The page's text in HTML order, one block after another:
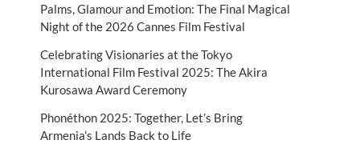
Palms, Glamour and Emotion: The Final Magical
Night of the 2026 Cannes Film Festival
Celebrating Visionaries at the Tokyo
International Film Festival 2025: The Akira
Kurosawa Award Ceremony
Phonéthon 2025: Together, Let’s Bring
Armenia’s Lands Back to Life